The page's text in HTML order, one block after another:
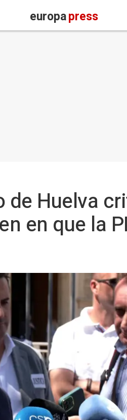
europapress
de Huelva
en que la